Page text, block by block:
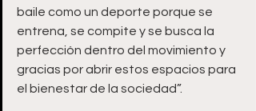
baile como un deporte porque se
entrena, se compite y se busca la
perfección dentro del movimiento y
gracias por abrir estos espacios para
el bienestar de la sociedad”.